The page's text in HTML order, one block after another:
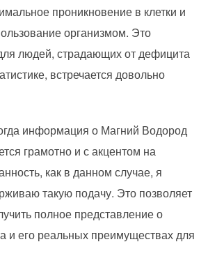
проникновение в клетки и
организмом. Это
людей, страдающих от дефицита
встречается довольно
информация о Магний Водород
грамотно и с акцентом на
как в данном случае, я
такую подачу. Это позволяет
полное представление о
и его реальных преимуществах для